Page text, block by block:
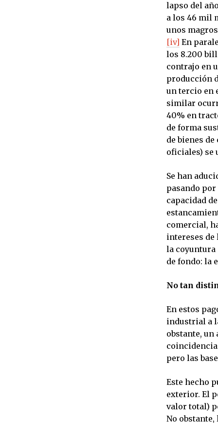
lapso del
a los 46 mil
unos
[iv] En
los 8.200
contrajo en
producción
un tercio en
similar
40% en
de forma
de bienes
oficiales) se
Se han
pasando
capacidad
comercial,
intereses de
la
de fondo: la
No tan
En estos
industrial a
obstante, un
pero las
Este hecho
exterior. El
valor total)
No